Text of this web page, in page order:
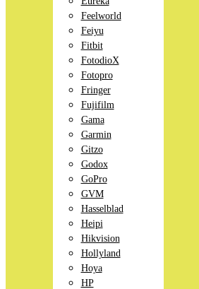
Feelworld
Feiyu
Fitbit
FotodioX
Fotopro
Fringer
Fujifilm
Gama
Garmin
Gitzo
Godox
GoPro
GVM
Hasselblad
Heipi
Hikvision
Hollyland
Hoya
HP